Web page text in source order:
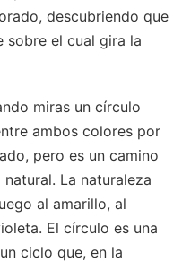
descubriendo que
sobre el cual gira la
miras un círculo
ambos colores por
pero es un camino
La naturaleza
al amarillo, al
El círculo es una
ciclo que, en la